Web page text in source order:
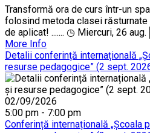
Transformă ora de curs într-un
folosind metoda clasei
de aplicat! ....... ◷ Miercuri, 26
More Info
Detalii conferință internațională
resurse pedagogice” (2 sept.
02/09/2026
5:00 pm - 7:00 pm
Conferință internațională „Școala